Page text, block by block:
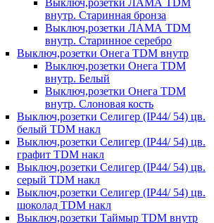
Выключ,розетки ЛАМА TDM
внутр. Старинная бронза
Выключ,розетки ЛАМА TDM
внутр. Старинное серебро
Выключ,розетки Онега TDM внутр
Выключ,розетки Онега TDM
внутр. Белый
Выключ,розетки Онега TDM
внутр. Слоновая кость
Выключ,розетки Селигер (IP44/ 54) цв.
белый TDM накл
Выключ,розетки Селигер (IP44/ 54) цв.
графит TDM накл
Выключ,розетки Селигер (IP44/ 54) цв.
серый TDM накл
Выключ,розетки Селигер (IP44/ 54) цв.
шоколад TDM накл
Выключ,розетки Таймыр TDM внутр